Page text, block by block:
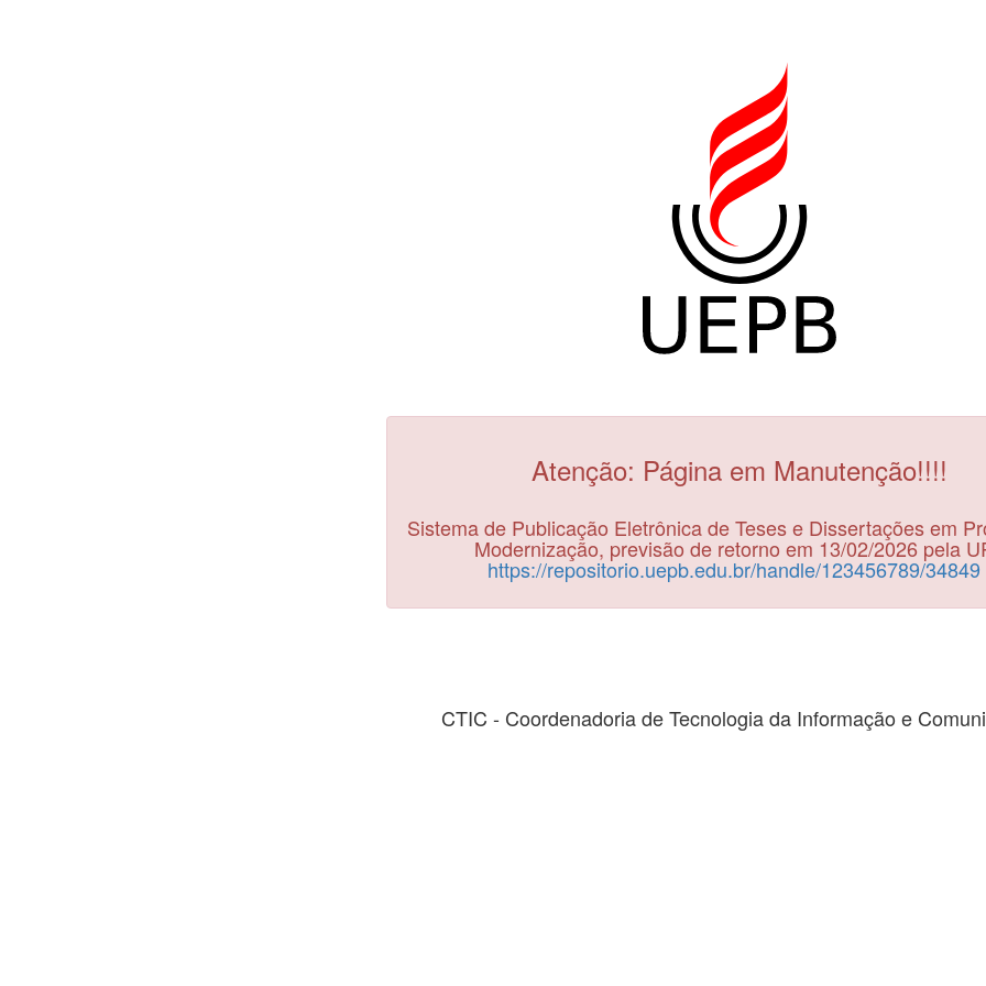
Atenção: Página em Manutenção!!!!
Sistema de Publicação Eletrônica de Teses e Dissertações em
Modernização, previsão de retorno em 13/02/2026 pela
https://repositorio.uepb.edu.br/handle/123456789/34849
CTIC - Coordenadoria de Tecnologia da Informação e